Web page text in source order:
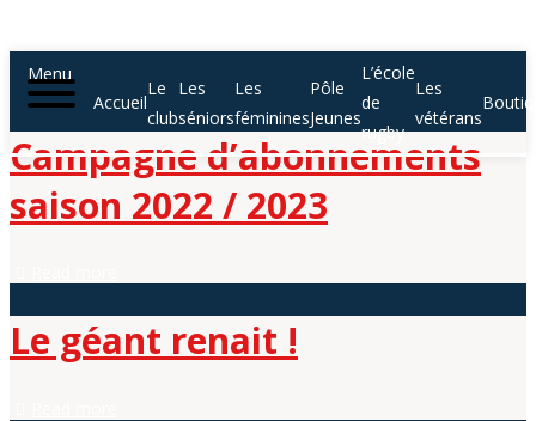
Menu
Accueil
Le
club
Les
séniors
Les
féminines
Pôle
Jeunes
L’école
de
rugby
Les
vétérans
Campagne d’abonnements
saison 2022 / 2023
Le géant renait !